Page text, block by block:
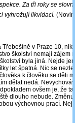
Za tři roky se
vyhrožují likvidací.
v Praze 10,
školství nemají zájem
byla jiná. Nejde
let špatná. Nic se
k člověku se děti
dělat nedá.
ovšem je, že
dlouho nebude.
výchovnou prací.